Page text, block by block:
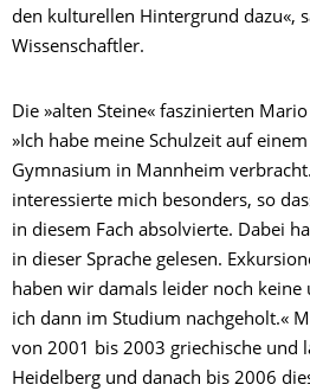
den kulturellen Hintergrund dazu«,
Wissenschaftler.
Die »alten Steine« faszinierten
»Ich habe meine Schulzeit auf
Gymnasium in Mannheim
interessierte mich besonders, so
in diesem Fach absolvierte. Dabei
in dieser Sprache gelesen.
haben wir damals leider noch keine
ich dann im Studium nachgeholt.«
von 2001 bis 2003 griechische und
Heidelberg und danach bis 2006